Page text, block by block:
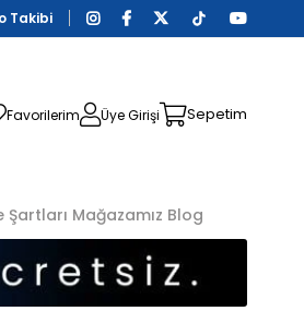
Takibi
Favorilerim Üye Girişi Sepetim
Şartları Mağazamız Blog